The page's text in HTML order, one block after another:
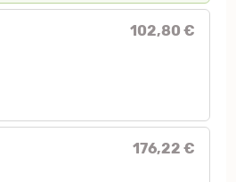
102,80 €
176,22 €